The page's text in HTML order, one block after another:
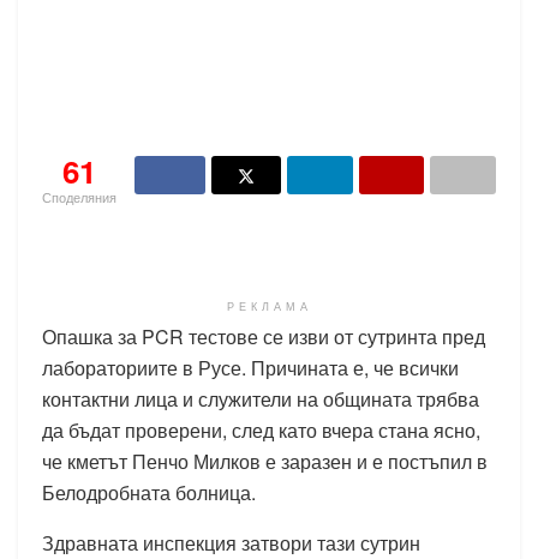
61
Споделяния
РЕКЛАМА
Опашка за PCR тестове се изви от сутринта пред
лабораториите в Русе. Причината е, че всички
контактни лица и служители на общината трябва
да бъдат проверени, след като вчера стана ясно,
че кметът Пенчо Милков е заразен и е постъпил в
Белодробната болница.
Здравната инспекция затвори тази сутрин